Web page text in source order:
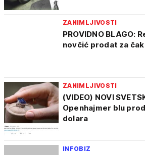
ZANIMLJIVOSTI
PROVIDNO BLAGO:
novčić prodat za
ZANIMLJIVOSTI
(VIDEO) NOVI
Openhajmer blu
dolara
INFOBIZ